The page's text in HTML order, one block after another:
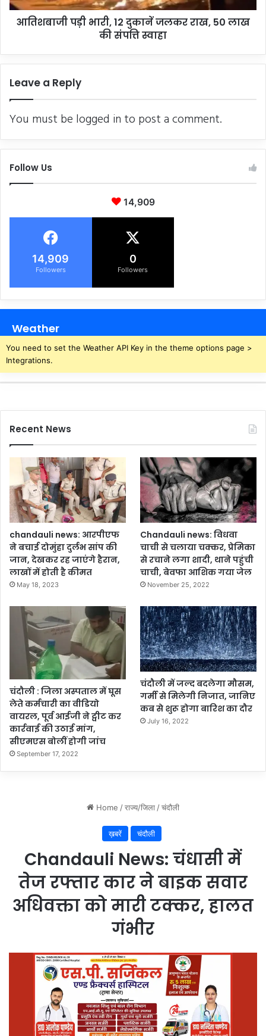
लाख
आतिशबाजी पड़ी भारी, 12 दुकानें जलकर राख, 50 लाख
की संपत्ति स्वाहा
Leave a Reply
You must be logged in to post a comment.
Follow Us
14,909
14,909
Followers
0
Followers
Weather
You need to set the Weather API Key in the theme options page >
Integrations.
Recent News
chandauli news: आरपीएफ
ने बचाई दोमुंहा दुर्लभ सांप की
जान, देखकर रह जाएंगे हैरान,
लाखों में होती है कीमत
May 18, 2023
Chandauli news: विधवा
चाची से चलाया चक्कर, प्रेमिका
से रचाने लगा शादी, थाने पहुंची
चाची, बेवफा आशिक गया जेल
November 25, 2022
चंदौली : जिला अस्पताल में घूस
लेते कर्मचारी का वीडियो
वायरल, पूर्व आईजी ने ट्वीट कर
कार्रवाई की उठाई मांग,
सीएमएस बोलीं होगी जांच
September 17, 2022
चंदौली में जल्द बदलेगा मौसम,
गर्मी से मिलेगी निजात, जानिए
कब से शुरू होगा बारिश का दौर
July 16, 2022